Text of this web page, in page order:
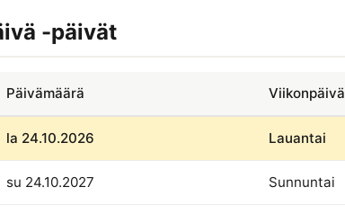
-päivät
Päivämäärä Viikonpäivä
la 24.10.2026 Lauantai
su 24.10.2027 Sunnuntai